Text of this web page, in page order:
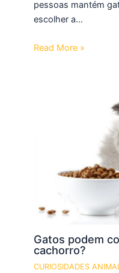
pessoas mantém
escolher a…
Read More »
Gatos podem
cachorro?
CURIOSIDADES ANIMAL